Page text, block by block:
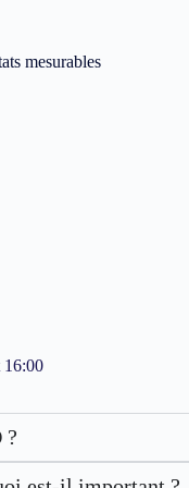
mesurables
16:00
?